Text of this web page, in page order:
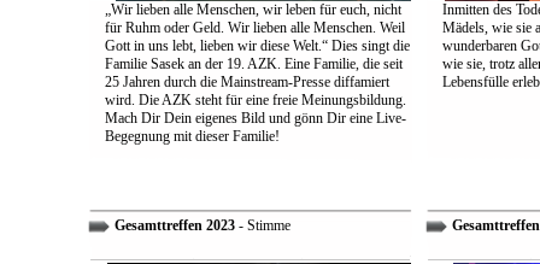
„Wir lieben alle Menschen, wir leben für euch, nicht
für Ruhm oder Geld. Wir lieben alle Menschen. Weil
Gott in uns lebt, lieben wir diese Welt.“ Dies singt die
Familie Sasek an der 19. AZK. Eine Familie, die seit
25 Jahren durch die Mainstream-Presse diffamiert
wird. Die AZK steht für eine freie Meinungsbildung.
Mach Dir Dein eigenes Bild und gönn Dir eine Live-
Begegnung mit dieser Familie!
Inmitten des
Mädels, wie sie
wunderbaren
wie sie, trotz
Lebensfülle
Gesamttreffen 2023- Stimme